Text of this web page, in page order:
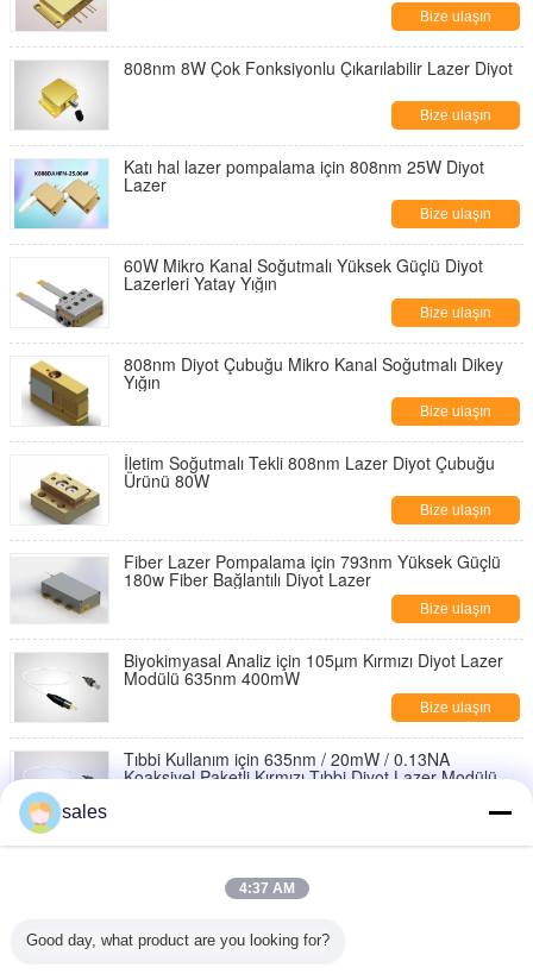
Bize ulaşın
808nm 8W Çok Fonksiyonlu Çıkarılabilir Lazer Diyot
Bize ulaşın
Katı hal lazer pompalama için 808nm 25W Diyot
Lazer
Bize ulaşın
60W Mikro Kanal Soğutmalı Yüksek Güçlü Diyot
Lazerleri Yatay Yığın
Bize ulaşın
808nm Diyot Çubuğu Mikro Kanal Soğutmalı Dikey
Yığın
Bize ulaşın
İletim Soğutmalı Tekli 808nm Lazer Diyot Çubuğu
Ürünü 80W
Bize ulaşın
Fiber Lazer Pompalama için 793nm Yüksek Güçlü
180w Fiber Bağlantılı Diyot Lazer
Bize ulaşın
Biyokimyasal Analiz için 105µm Kırmızı Diyot Lazer
Modülü 635nm 400mW
Bize ulaşın
Tıbbi Kullanım için 635nm / 20mW / 0.13NA
Koaksiyel Paketli Kırmızı Tıbbi Diyot Lazer Modülü
5W Yüksek Güçlü Kırmızı Diyot Lazer Modülü,
sales
4:37 AM
Good day, what product are you looking for?